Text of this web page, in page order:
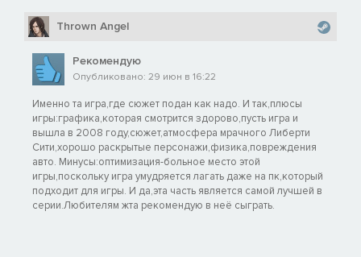
Thrown Angel
Рекомендую
Опубликовано: 29 июн в 16:22
Именно та игра,где сюжет подан как надо. И так,плюсы
игры:графика,которая смотрится здорово,пусть игра и
вышла в 2008 году,cюжет,атмосфера мрачного Либерти
Сити,хорошо раскрытые персонажи,физика,повреждения
авто. Минусы:оптимизация-больное место этой
игры,поскольку игра умудряется лагать даже на пк,который
подходит для игры. И да,эта часть является самой лучшей в
серии.Любителям жта рекомендую в неё сыграть.